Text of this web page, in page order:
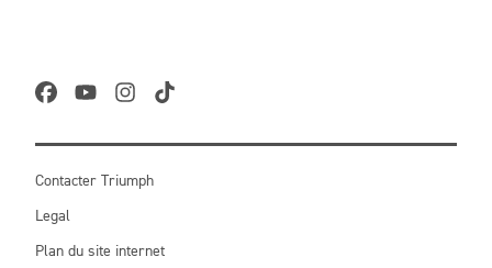
Contacter Triumph
Legal
Plan du site internet